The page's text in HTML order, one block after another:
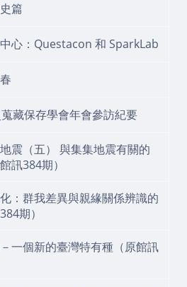
篇
心：Questacon 和 SparkLab
藏保存學會年會參訪紀要
震（五） 與集集地震有關的
館訊384期）
：群我差異與親緣關係辨識的
期）
一個新的臺灣特有種（原館訊